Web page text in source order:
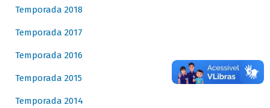
Temporada 2018
Temporada 2017
Temporada 2016
Temporada 2015
Temporada 2014